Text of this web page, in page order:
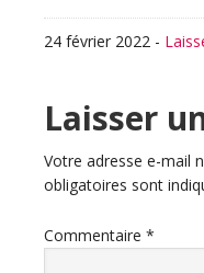
24 février 2022 -
du
lecteur
Laisser
Votre adresse e-mail
obligatoires sont
Commentaire *